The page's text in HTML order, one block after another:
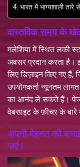
भारत में भाग्यशाली तारे
वास्तविक समय के
मलेशिया में स्थित लकी
अवसर प्रदान करता है।
लिए डिज़ाइन किए गए हैं,
उपयोगकर्ता न्यूनतम
का आनंद ले सकते हैं। पेज
वेबसाइट के फ़ीचर के बारे
अपनी मेहनत की
पाएं।